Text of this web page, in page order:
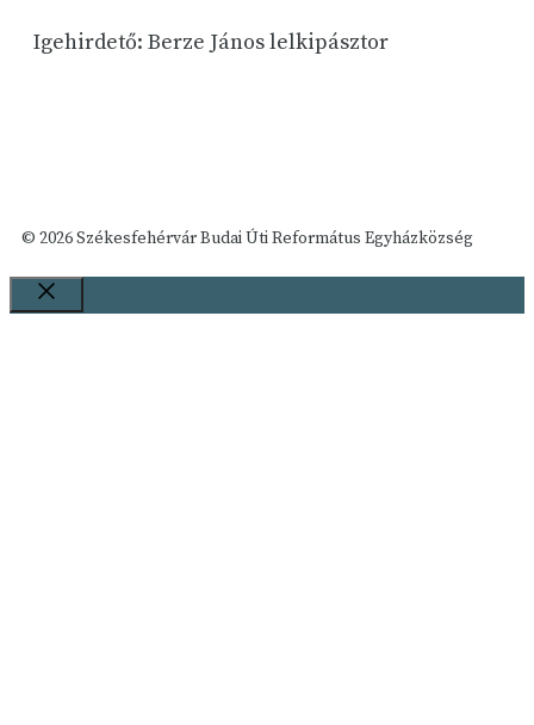
Igehirdető: Berze János lelkipásztor
© 2026 Székesfehérvár Budai Úti Református Egyházközség
Bezár